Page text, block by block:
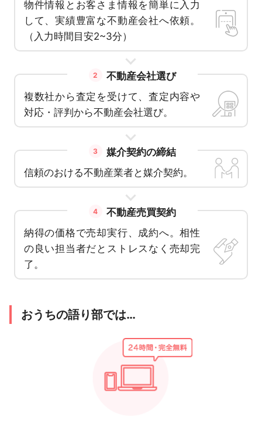
物件情報とお客さま情報を簡単に入力
して、実績豊富な不動産会社へ依頼。
（入力時間目安2~3分）
2
不動産会社選び
複数社から査定を受けて、査定内容や
対応・評判から不動産会社選び。
3
媒介契約の締結
信頼のおける不動産業者と媒介契約。
4
不動産売買契約
納得の価格で売却実行、成約へ。相性
の良い担当者だとストレスなく売却完
了。
おうちの語り部では…